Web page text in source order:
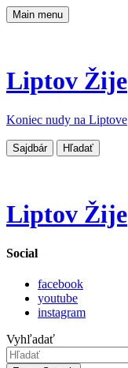
Main menu
Liptov Žije
Koniec nudy na Liptove
Sajdbár Hľadať
Liptov Žije
Social
facebook
youtube
instagram
Vyhľadať